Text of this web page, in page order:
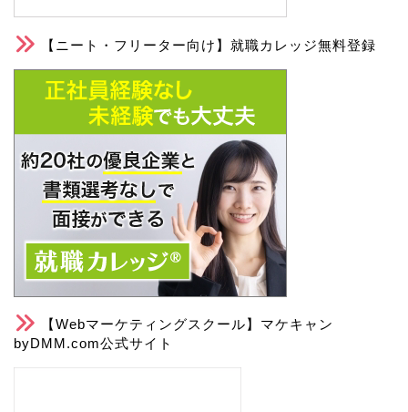
【ニート・フリーター向け】就職カレッジ無料登録
【Webマーケティングスクール】マケキャン
byDMM.com公式サイト